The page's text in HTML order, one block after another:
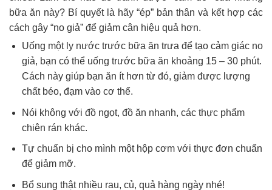
bữa ăn này? Bí quyết là hãy “ép” bản thân và kết hợp các
cách gây “no giả” để giảm cân hiệu quả hơn.
Uống một ly nước trước bữa ăn trưa để tạo cảm giác no
giả, bạn có thể uống trước bữa ăn khoảng 15 – 30 phút.
Cách này giúp bạn ăn ít hơn từ đó, giảm được lượng
chất béo, đạm vào cơ thể.
Nói không với đồ ngọt, đồ ăn nhanh, các thực phẩm
chiên rán khác.
Tự chuẩn bị cho mình một hộp cơm với thực đơn chuẩn
để giảm mỡ.
Bổ sung thật nhiều rau, củ, quả hàng ngày nhé!